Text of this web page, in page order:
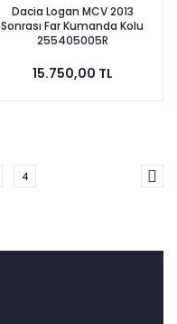
Dacia Logan MCV 2013
Sonrası Far Kumanda Kolu
255405005R
15.750,00 TL
4